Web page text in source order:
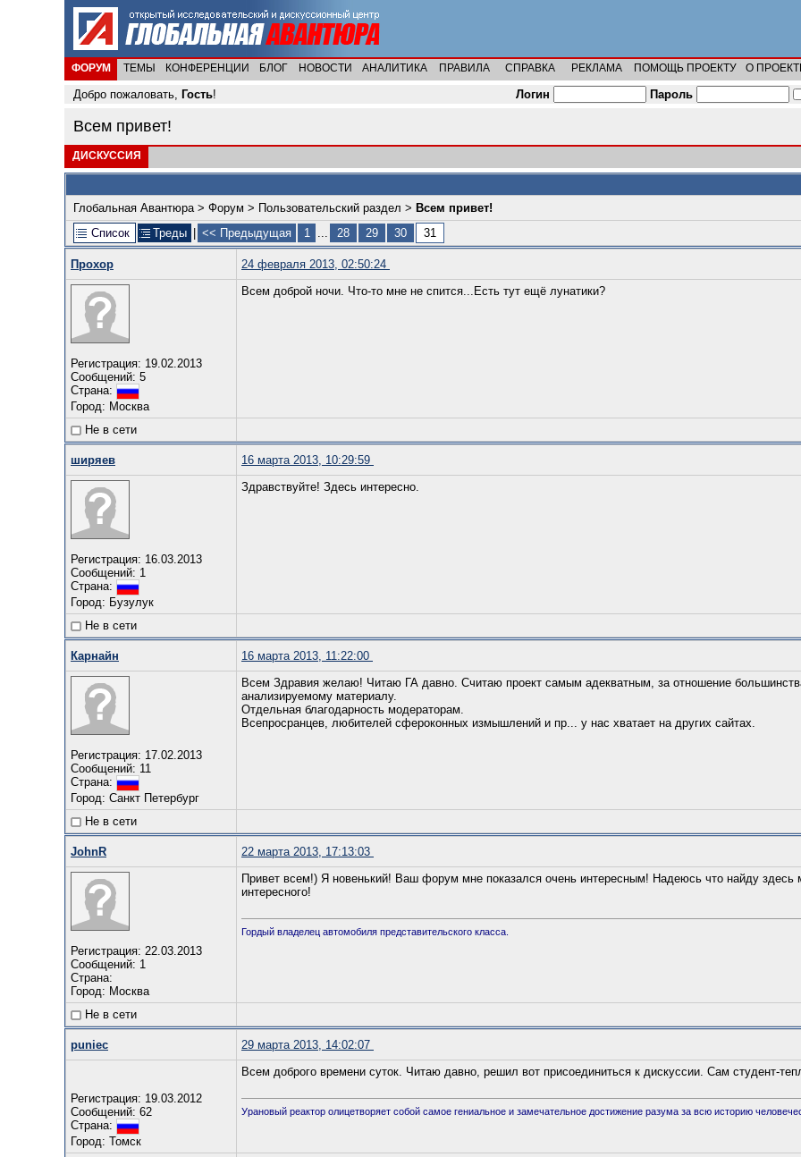
ФОРУМ ТЕМЫ КОНФЕРЕНЦИИ БЛОГ НОВОСТИ АНАЛИТИКА ПРАВИЛА СПРАВКА РЕКЛАМА ПОМОЩЬ ПРОЕКТУ О
Добро пожаловать, Гость! Логин Пароль
Всем привет!
ДИСКУССИЯ
Глобальная Авантюра> Форум > Пользовательский раздел > Всем привет!
Список
Треды << Предыдущая 1 ... 28 29 30 31
Прохор 24 февраля 2013, 02:50:24
Регистрация: 19.02.2013
Сообщений: 5
Страна:
Город: Москва
Всем доброй ночи. Что-то мне не спится...Есть тут ещё лунатики?
Не в сети
ширяев 16 марта 2013, 10:29:59
Регистрация: 16.03.2013
Сообщений: 1
Страна:
Город: Бузулук
Здравствуйте! Здесь интересно.
Не в сети
Карнайн 16 марта 2013, 11:22:00
Регистрация: 17.02.2013
Сообщений: 11
Страна:
Город: Санкт Петербург
Всем Здравия желаю! Читаю ГА давно. Считаю проект самым адекватным, за отношение
анализируемому материалу.
Отдельная благодарность модераторам.
Всепросранцев, любителей сфероконных измышлений и пр... у нас хватает на других сайтах.
Не в сети
JohnR 22 марта 2013, 17:13:03
Регистрация: 22.03.2013
Сообщений: 1
Страна:
Город: Москва
Привет всем!) Я новенький! Ваш форум мне показался очень интересным! Надеюсь что найду здесь
интересного!
Гордый владелец автомобиля представительского класса.
Не в сети
puniec 29 марта 2013, 14:02:07
Регистрация: 19.03.2012
Сообщений: 62
Страна:
Город: Томск
Всем доброго времени суток. Читаю давно, решил вот присоединиться к дискуссии. Сам студент-
Урановый реактор олицетворяет собой самое гениальное и замечательное достижение разума за всю историю